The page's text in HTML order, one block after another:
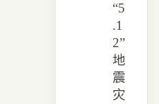
“5
.1
2”
地
震
灾